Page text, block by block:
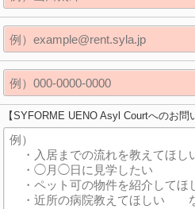
【SYFORME UENO Asyl Courtへのお問